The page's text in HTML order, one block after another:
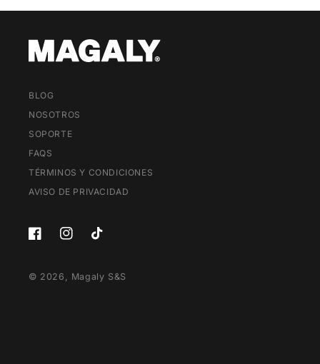
BLOG
NOSOTROS
SOPORTE
FAQS
TÉRMINOS Y CONDICIONES
AVISO DE PRIVACIDAD
FacebookInstagramTikTok
© 2026, Magaly S&S